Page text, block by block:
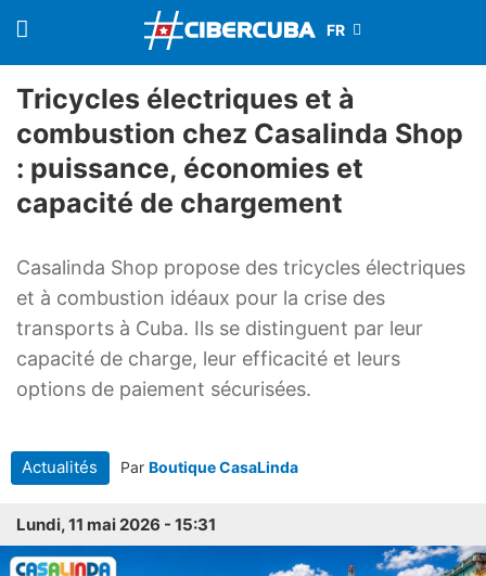
Tricycles électriques et à
combustion chez Casalinda Shop
: puissance, économies et
capacité de chargement
Casalinda Shop propose des tricycles électriques
et à combustion idéaux pour la crise des
transports à Cuba. Ils se distinguent par leur
capacité de charge, leur efficacité et leurs
options de paiement sécurisées.
Actualités Par Boutique CasaLinda
Lundi, 11 mai 2026 - 15:31